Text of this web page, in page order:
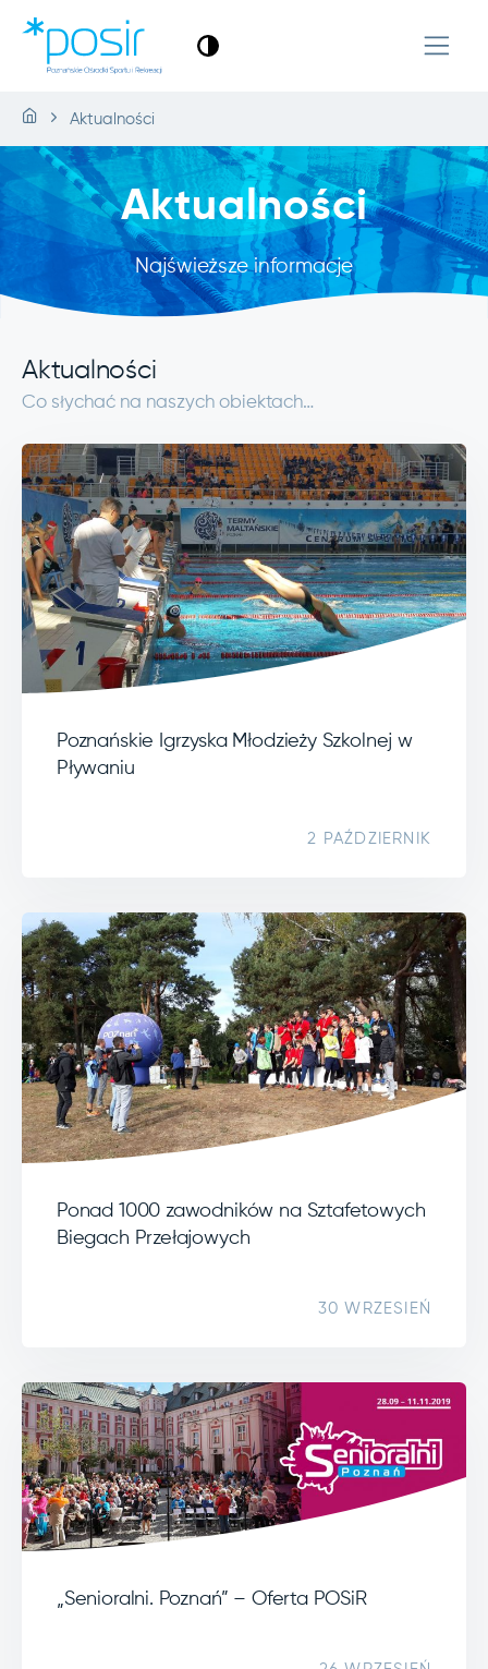
Aktualności
Aktualności
Najświeższe informacje
Aktualności
Co słychać na naszych obiektach…
Poznańskie Igrzyska Młodzieży Szkolnej w
Pływaniu
2 PAŹDZIERNIK
Ponad 1000 zawodników na Sztafetowych
Biegach Przełajowych
30 WRZESIEŃ
„Senioralni. Poznań” – Oferta POSiR